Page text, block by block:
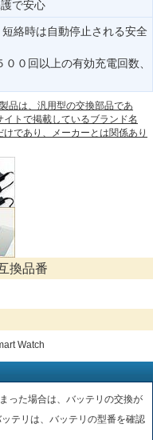
で安心
絡時は自動停止される安全
０回以上の有効充電回数、
品は、汎用型の交換部品であ
トで掲載しているブランド名
であり、メーカーとは関係あり
換品番
Watch
った場合は、バッテリの交換が
テリは、バッテリの型番を確認